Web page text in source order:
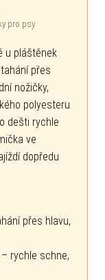
pro psy
u pláštěnek
přes
nožičky,
polyesteru
dešti rychle
ve
dopředu
přes hlavu,
rychle schne,